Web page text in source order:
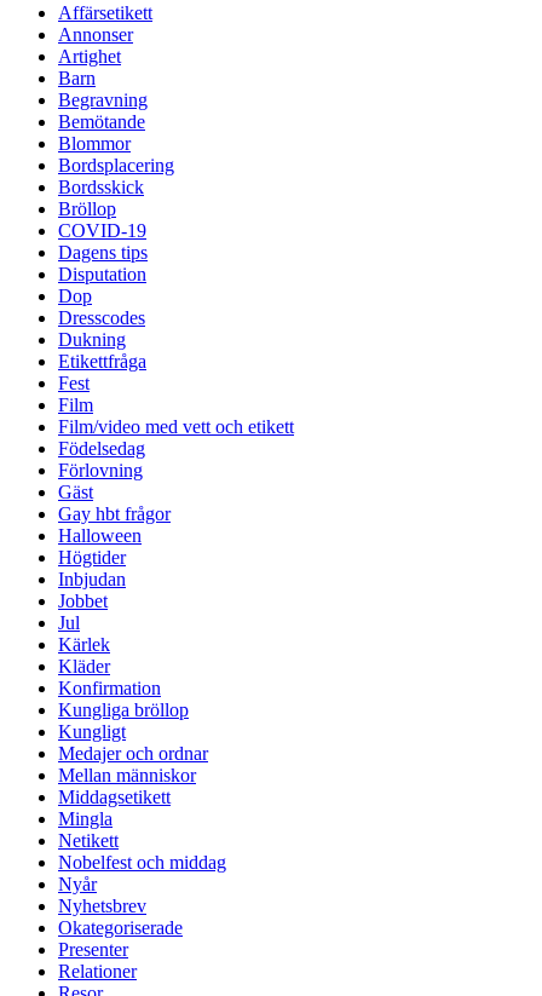
Affärsetikett
Annonser
Artighet
Barn
Begravning
Bemötande
Blommor
Bordsplacering
Bordsskick
Bröllop
COVID-19
Dagens tips
Disputation
Dop
Dresscodes
Dukning
Etikettfråga
Fest
Film
Film/video med vett och etikett
Födelsedag
Förlovning
Gäst
Gay hbt frågor
Halloween
Högtider
Inbjudan
Jobbet
Jul
Kärlek
Kläder
Konfirmation
Kungliga bröllop
Kungligt
Medajer och ordnar
Mellan människor
Middagsetikett
Mingla
Netikett
Nobelfest och middag
Nyår
Nyhetsbrev
Okategoriserade
Presenter
Relationer